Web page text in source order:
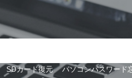
SDカード復元 パソコンパスワード